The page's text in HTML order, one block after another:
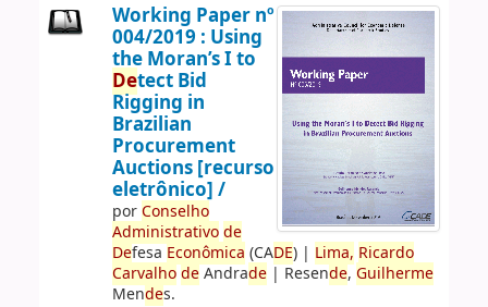
Working Paper nº
004/2019 : Using
the Moran’s I to
Detect Bid
Rigging in
Brazilian
Procurement
Auctions [recurso
eletrônico] /
porConselho
Administrativo de
Defesa Econômica (CADE)| Lima, Ricardo
Carvalho deAndrade| Resende, Guilherme
Mendes.